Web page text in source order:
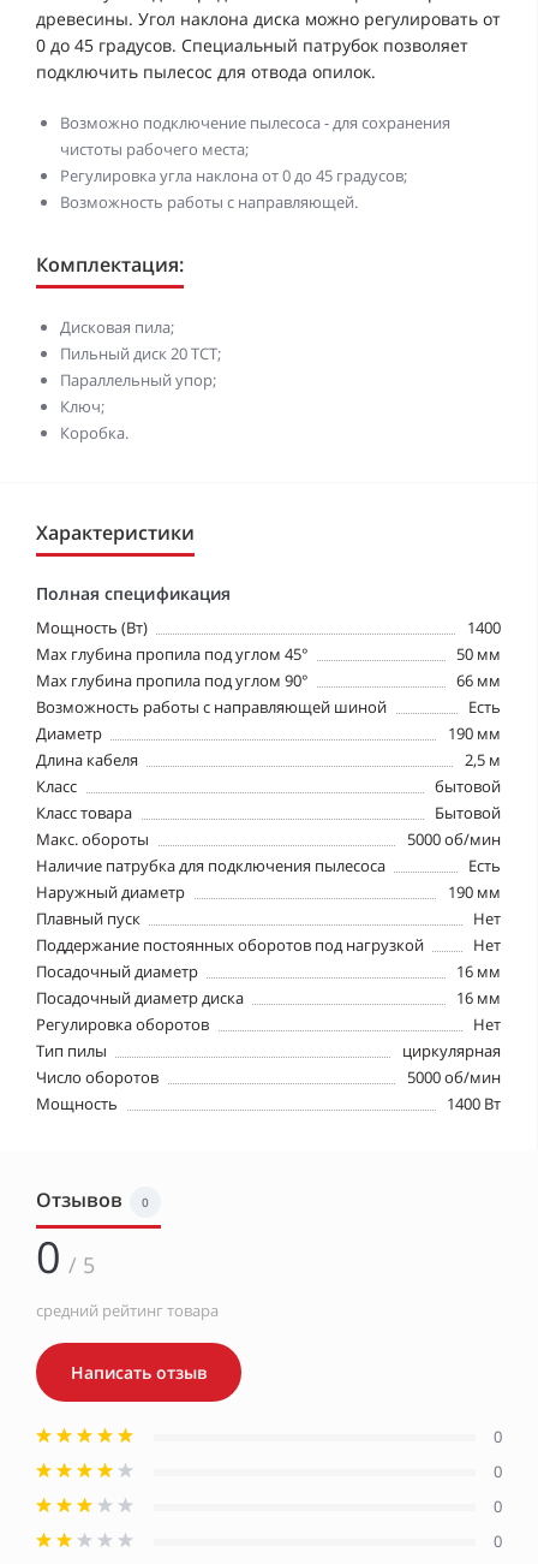
древесины. Угол наклона диска можно регулировать от
0 до 45 градусов. Специальный патрубок позволяет
подключить пылесос для отвода опилок.
Возможно подключение пылесоса - для сохранения
чистоты рабочего места;
Регулировка угла наклона от 0 до 45 градусов;
Возможность работы с направляющей.
Комплектация:
Дисковая пила;
Пильный диск 20 ТСТ;
Параллельный упор;
Ключ;
Коробка.
Характеристики
Полная спецификация
Мощность (Вт)
1400
Max глубина пропила под углом 45°
50 мм
Max глубина пропила под углом 90°
66 мм
Возможность работы с направляющей шиной
Есть
Диаметр
190 мм
Длина кабеля
2,5 м
Класс
бытовой
Класс товара
Бытовой
Макс. обороты
5000 об/мин
Наличие патрубка для подключения пылесоса
Есть
Наружный диаметр
190 мм
Плавный пуск
Нет
Поддержание постоянных оборотов под нагрузкой
Нет
Посадочный диаметр
16 мм
Посадочный диаметр диска
16 мм
Регулировка оборотов
Нет
Тип пилы
циркулярная
Число оборотов
5000 об/мин
Мощность
1400 Вт
Отзывов 0
0 / 5
средний рейтинг товара
Написать отзыв
0
0
0
0